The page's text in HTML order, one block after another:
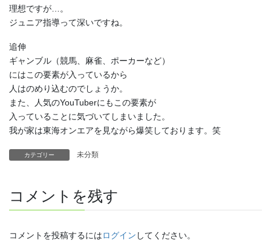
理想ですが…。
ジュニア指導って深いですね。
追伸
ギャンブル（競馬、麻雀、ポーカーなど）
にはこの要素が入っているから
人はのめり込むのでしょうか。
また、人気のYouTuberにもこの要素が
入っていることに気づいてしまいました。
我が家は東海オンエアを見ながら爆笑しております。笑
カテゴリー 未分類
コメントを残す
コメントを投稿するにはログイン してください。